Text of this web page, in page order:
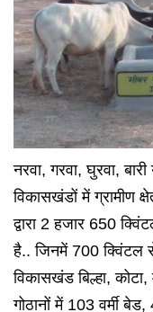
नरवा, गरवा, घुरवा,
विकासखंडों में ग्रामीण
द्वारा 2 हजार 650
है.. जिनमें 700
विकासखंड बिल्हा,
गोठानों में 103 वर्मी